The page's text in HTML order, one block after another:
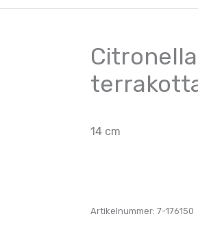
14 cm
Artikelnummer: 7-176150